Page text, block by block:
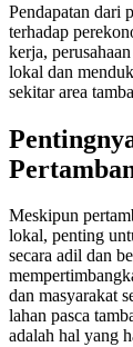
Pendapatan dari
terhadap
kerja,
lokal dan
sekitar area
Meskipun
lokal, penting
secara adil dan
dan masyarakat
lahan pasca
adalah hal yang